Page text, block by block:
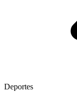
Deportes